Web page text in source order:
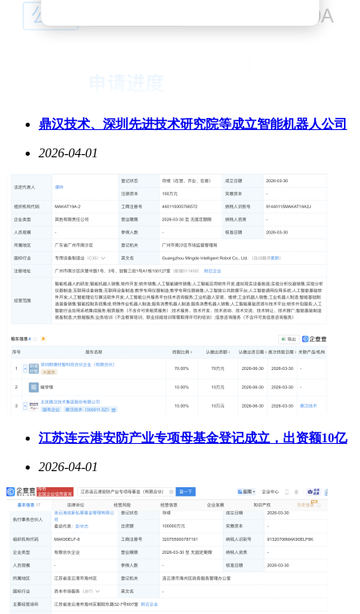
鼎汉技术、深圳先进技术研究院等成立智能机器人公司
2026-04-01
江苏连云港安防产业专项母基金登记成立，出资额10亿
2026-04-01